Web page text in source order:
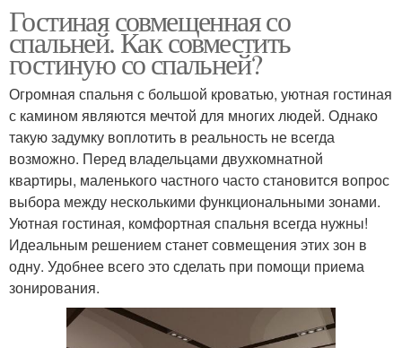
Гостиная совмещенная со
спальней. Как совместить
гостиную со спальней?
Огромная спальня с большой кроватью, уютная гостиная
с камином являются мечтой для многих людей. Однако
такую задумку воплотить в реальность не всегда
возможно. Перед владельцами двухкомнатной
квартиры, маленького частного часто становится вопрос
выбора между несколькими функциональными зонами.
Уютная гостиная, комфортная спальня всегда нужны!
Идеальным решением станет совмещения этих зон в
одну. Удобнее всего это сделать при помощи приема
зонирования.